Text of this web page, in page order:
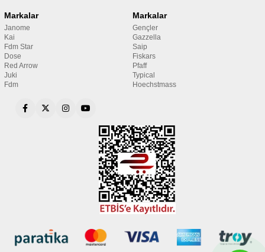
Markalar
Janome
Kai
Fdm Star
Dose
Red Arrow
Juki
Fdm
Markalar
Gençler
Gazzella
Saip
Fiskars
Pfaff
Typical
Hoechstmass